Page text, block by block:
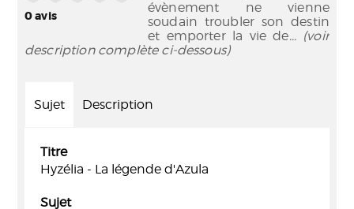
0avis
évènement ne vienne
soudain troubler son destin
et emporter la vie de... (voir
description complète ci-dessous)
Sujet Description
Titre
Hyzélia - La légende d'Azula
Sujet